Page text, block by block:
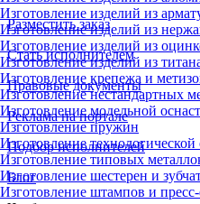
Изготовление изделий из
Изготовление изделий из
Изготовление изделий из
Изготовление изделий из
Изготовление крепежа и
Изготовление нестандартных
Изготовление модельной
Изготовление пружин
Изготовление технологической
Изготовление типовых
Изготовление шестерен и
Изготовление штампов и
Разместить заказ
Стать исполнителем
Правовые документы
Реклама на портале
Подбор исполнителей
Блог